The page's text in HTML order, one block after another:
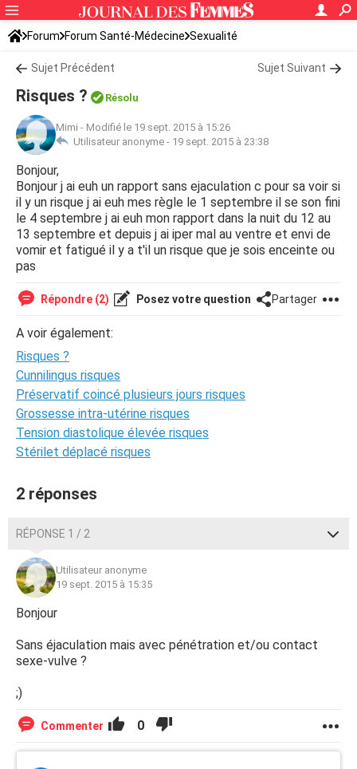
Forum Forum Santé-Médecine Sexualité
Sujet Précédent Sujet Suivant
Risques ? Résolu
Mimi - Modifié le 19 sept. 2015 à 15:26
Utilisateur anonyme - 19 sept. 2015 à 23:38
Bonjour,
Bonjour j ai euh un rapport sans ejaculation c pour sa voir si
il y un risque j ai euh mes règle le 1 septembre il se son fini
le 4 septembre j ai euh mon rapport dans la nuit du 12 au
13 septembre et depuis j ai iper mal au ventre et envi de
vomir et fatigué il y a t'il un risque que je sois enceinte ou
pas
Répondre (2) Posez votre question Partager
A voir également:
Risques ?
Cunnilingus risques
Préservatif coincé plusieurs jours risques
Grossesse intra-utérine risques
Tension diastolique élevée risques
Stérilet déplacé risques
2 réponses
RÉPONSE 1 / 2
Utilisateur anonyme
19 sept. 2015 à 15:35
Bonjour
Sans éjaculation mais avec pénétration et/ou contact
sexe-vulve ?
;)
Commenter 0